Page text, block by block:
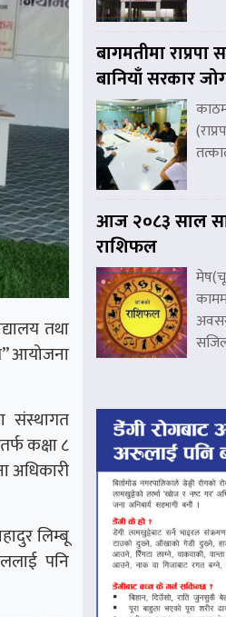
तथा
आयोजना
संस्थागत
कक्षा ८
अधिकारी
लिम्बू
पनि
बागमतीमा राप्रपा
बानियाँ सरकार
आज २०८३ साल
राशिफल